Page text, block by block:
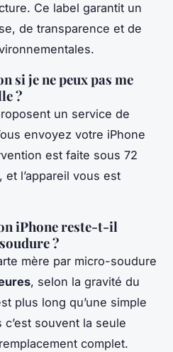
Ce label garantit un
de transparence et de
si je ne peux pas me
?
un service de
envoyez votre iPhone
est faite sous 72
l’appareil vous est
iPhone reste-t-il
?
mère par micro-soudure
, selon la gravité du
plus long qu’une simple
c’est souvent la seule
complet.